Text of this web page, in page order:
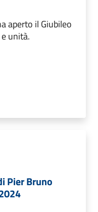
aperto il Giubileo
unità.
Pier Bruno